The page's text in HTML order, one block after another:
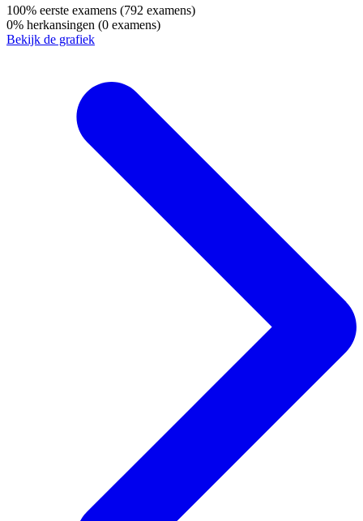
100% eerste examens (792 examens)
0% herkansingen (0 examens)
Bekijk de grafiek